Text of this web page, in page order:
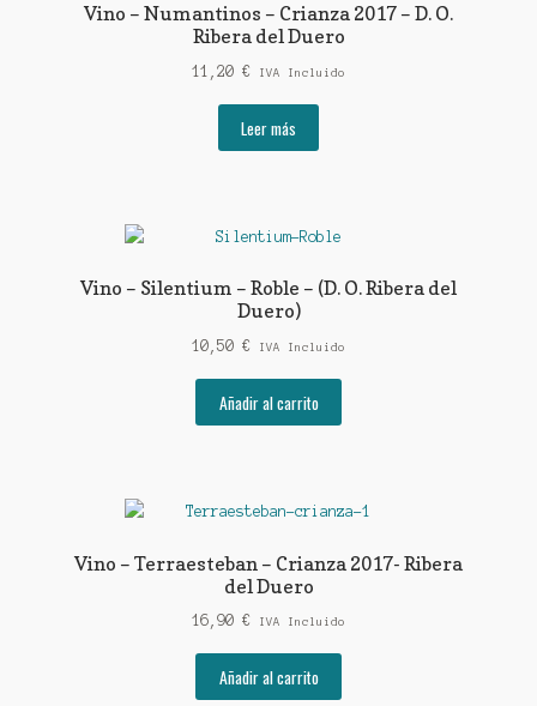
Vino – Numantinos – Crianza 2017 – D. O.
Ribera del Duero
11,20 € IVA Incluido
Leer más
Vino – Silentium – Roble – (D. O. Ribera del
Duero)
10,50 € IVA Incluido
Añadir al carrito
Vino – Terraesteban – Crianza 2017- Ribera
del Duero
16,90 € IVA Incluido
Añadir al carrito